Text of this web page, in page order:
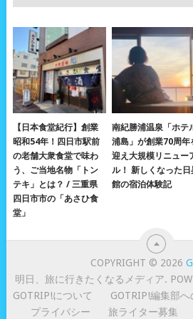
【日本食堂紀行】創業
昭和54年！四日市駅前
の老舗大衆食堂で味わ
う、ご当地名物「トン
テキ」とは？ / 三重県
四日市市の「あさひ食
堂」
南紀勝浦温泉「ホテ
浦島」が創業70周年
迎え大規模リニュー
ル！ 新しくなった日
館の宿泊体験記
COPYRIGHT © 2026
明日、旅に行きたくなるメディア.
GOTRIP!について
GOTRIP!編集部
プライバシー
旅ライター募集